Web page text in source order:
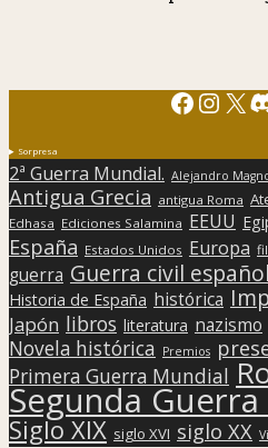
X
Sorpresa
2ª Guerra Mundial. Alejandro
Antigua Grecia antigua Roma
Edhasa Ediciones Salamina EEUU
España Estados Unidos Europa
guerra Guerra civil
Historia de España histórica
Japón libros literatura nazismo
Novela histórica Premios
Primera Guerra Mundial
Segunda
Siglo XIX siglo XVI siglo XX